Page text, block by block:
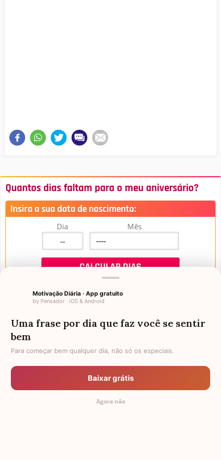
Quantos dias faltam para o meu aniversário?
Insira a sua data de nascimento:
Dia Mês
Mensagens de Aniversário
FALTAM 3 DIAS PARA O MEU
ANIVERSÁRIO
Motivação Diária · App gratuito
by Pensador · iOS & Android
Uma frase por dia que faz você se sentir
bem
Para começar bem qualquer dia, não só os especiais.
Baixar grátis
Agora não